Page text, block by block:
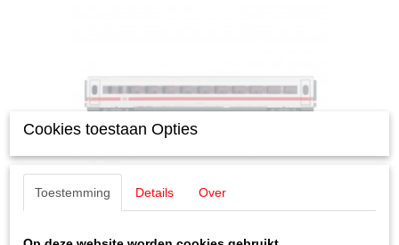
Märklin 41712 Start Up Afdelingsrijtuig tweede klas voor
Cookies toestaan Opties
Toestemming Details Over